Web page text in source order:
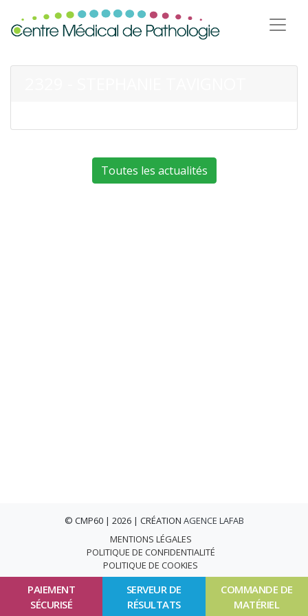
PAIEMENT
SÉCURISÉ
SERVEUR DE
RÉSULTATS
COMMANDE DE
MATÉRIEL
Toutes les actualités
© CMP60 | 2026 | CRÉATION AGENCE LAFAB
MENTIONS LÉGALES
POLITIQUE DE CONFIDENTIALITÉ
POLITIQUE DE COOKIES